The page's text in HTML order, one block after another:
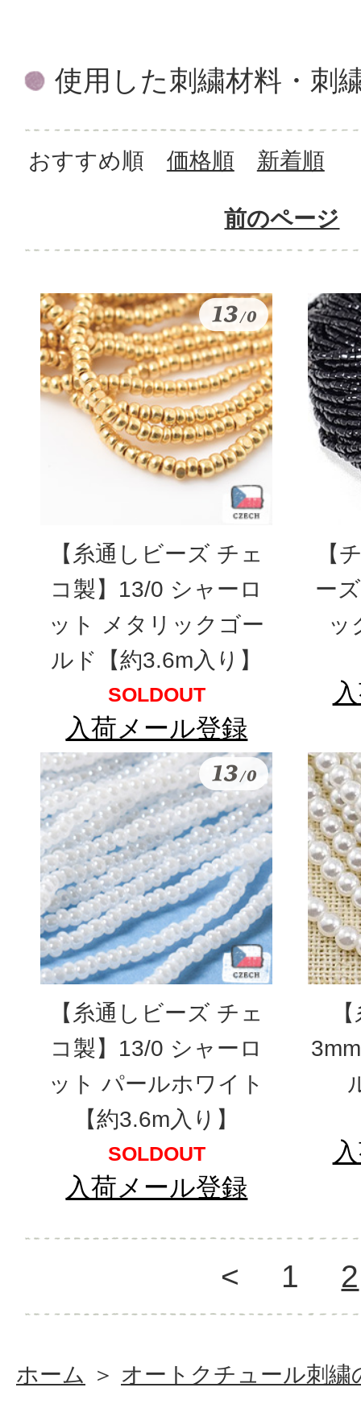
使用した刺繍材料・刺
おすすめ順 価格順 新着順
前のページ
【糸通しビーズ チェ
コ製】13/0 シャーロ
ット メタリックゴー
ルド【約3.6m入り】
SOLDOUT
入荷メール登録
【
ー
ッ
【糸通しビーズ チェ
コ製】13/0 シャーロ
ット パールホワイト
【約3.6m入り】
SOLDOUT
入荷メール登録
< 1 2
ホーム ＞ オートクチュール刺繍